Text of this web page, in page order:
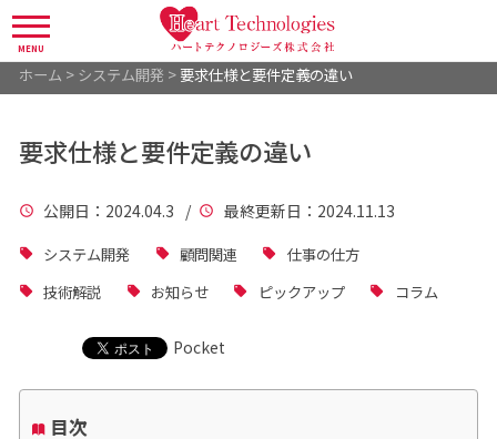
MENU
ホーム > システム開発 > 要求仕様と要件定義の違い
要求仕様と要件定義の違い
公開日 ：2024.04.3 / 最終更新日 ：2024.11.13
システム開発 顧問関連
仕事の仕方
技術解説
お知らせ ピックアップ コラム
Pocket
目次